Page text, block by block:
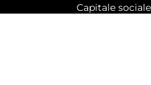
Capitale